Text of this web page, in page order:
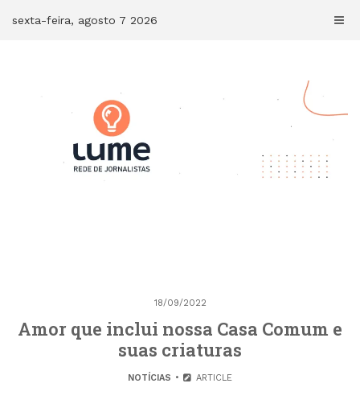
sexta-feira, agosto 7 2026
18/09/2022
Amor que inclui nossa Casa Comum e
suas criaturas
NOTÍCIAS ARTICLE